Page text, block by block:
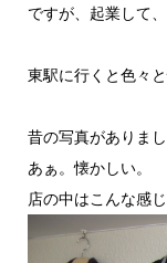
ですが、起業して
東駅に行くと色々
昔の写真がありまし
あぁ。懐かしい。
店の中はこんな感